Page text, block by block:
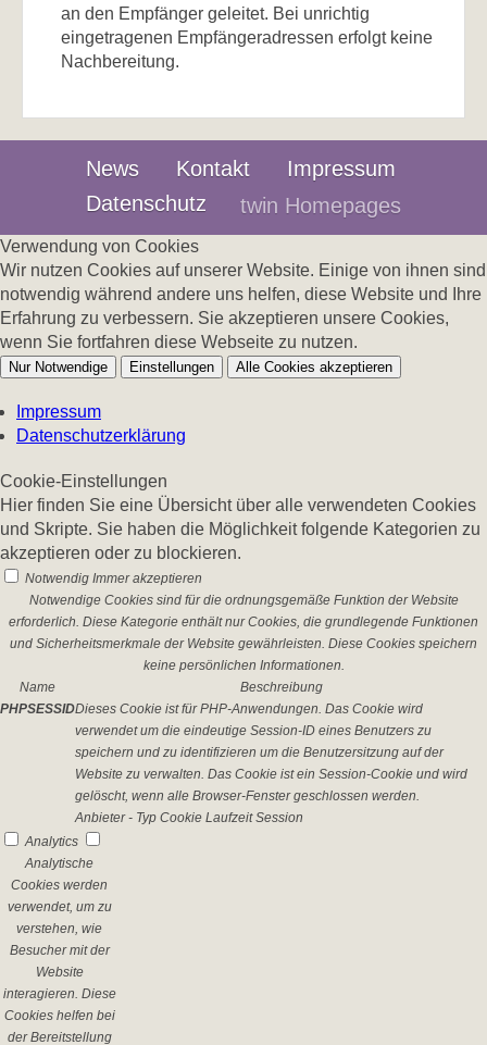
an den Empfänger geleitet. Bei unrichtig
eingetragenen Empfängeradressen erfolgt keine
Nachbereitung.
News Kontakt
Impressum
Datenschutz
twin Homepages
Verwendung von Cookies
Wir nutzen Cookies auf unserer Website. Einige von ihnen sind
notwendig während andere uns helfen, diese Website und Ihre
Erfahrung zu verbessern. Sie akzeptieren unsere Cookies,
wenn Sie fortfahren diese Webseite zu nutzen.
Nur Notwendige Einstellungen Alle Cookies akzeptieren
Impressum
Datenschutzerklärung
Cookie-Einstellungen
Hier finden Sie eine Übersicht über alle verwendeten Cookies
und Skripte. Sie haben die Möglichkeit folgende Kategorien zu
akzeptieren oder zu blockieren.
Notwendig Immer akzeptieren
Notwendige Cookies sind für die ordnungsgemäße Funktion der Website
erforderlich. Diese Kategorie enthält nur Cookies, die grundlegende Funktionen
und Sicherheitsmerkmale der Website gewährleisten. Diese Cookies speichern
keine persönlichen Informationen.
Name
Beschreibung
PHPSESSIDDieses Cookie ist für PHP-Anwendungen. Das Cookie wird
verwendet um die eindeutige Session-ID eines Benutzers zu
speichern und zu identifizieren um die Benutzersitzung auf der
Website zu verwalten. Das Cookie ist ein Session-Cookie und wird
gelöscht, wenn alle Browser-Fenster geschlossen werden.
Anbieter - Typ Cookie Laufzeit Session
Analytics
Analytische
Cookies werden
verwendet, um zu
verstehen, wie
Besucher mit der
Website
interagieren. Diese
Cookies helfen bei
der Bereitstellung